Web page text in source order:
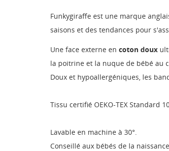
Funkygiraffe est une marque
saisons et des tendances pour
Une face externe en coton doux
la poitrine et la nuque de bébé au
Doux et hypoallergéniques, les
Tissu certifié OEKO-TEX Standard
Lavable en machine à 30°.
Conseillé aux bébés de la